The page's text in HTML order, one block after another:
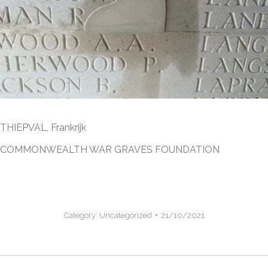
THIEPVAL, Frankrijk
COMMONWEALTH WAR GRAVES FOUNDATION
Category: Uncategorized 21/10/2021